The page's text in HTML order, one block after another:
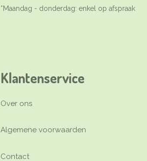
*Maandag - donderdag: enkel op afspraak
Klantenservice
Over ons
Algemene voorwaarden
Contact